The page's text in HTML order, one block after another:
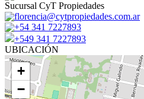
Sucursal CyT Propiedades
florencia@cytpropiedades.com.ar
+54 341 7227893
+549 341 7227893
UBICACIÓN
+
−